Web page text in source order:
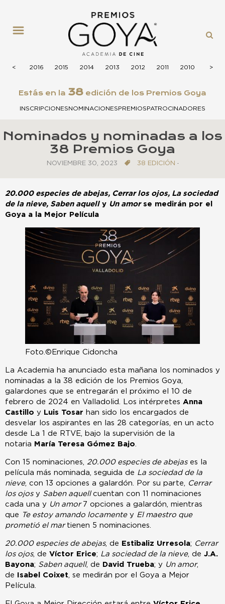
<
<
2017 2016 2015 2014 2013 2012 2011 2010 2009
>
>
Estás en la 38 edición de los Premios Goya
INSCRIPCIONESNOMINACIONESPREMIOSPATROCINADORES
Nominados y nominadas a los
38 Premios Goya
NOVIEMBRE 30, 2023 38 EDICIÓN ·
20.000 especies de abejas, Cerrar los ojos, La sociedad
de la nieve, Saben aquelly Un amorse medirán por el
Goya a la Mejor Película
Foto.©Enrique Cidoncha
La Academia ha anunciado esta mañana los nominados y
nominadas a la 38 edición de los Premios Goya,
galardones que se entregarán el próximo el 10 de
febrero de 2024 en Valladolid. Los intérpretes Anna
Castillo y Luis Tosar han sido los encargados de
desvelar los aspirantes en las 28 categorías, en un acto
desde La 1 de RTVE, bajo la supervisión de la
notaria María Teresa Gómez Bajo
Con 15 nominaciones, 20.000 especies de abejases la
película más nominada, seguida de La sociedad de la
nieve, con 13 opciones a galardón. Por su parte,
Cerrar
los ojosy Saben aquell cuentan con 11 nominaciones
cada una y Un amor 7 opciones a galardón, mientras
que Te estoy amando locamentey El maestro que
prometió el mar tienen 5 nominaciones.
20.000 especies de abejas, de Estibaliz Urresola; Cerrar
los ojos, de Víctor Erice; La sociedad de la nieve, de J.A.
Bayona; Saben aquell, de David Trueba; y Un amor,
de Isabel Coixet , se medirán por el Goya a Mejor
Película.